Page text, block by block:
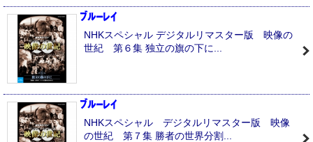
NHKスペシャル デジタルリマスター版 映像の
世紀 第６集 独立の旗の下に...
NHKスペシャル デジタルリマスター版 映像
の世紀 第７集 勝者の世界分割...